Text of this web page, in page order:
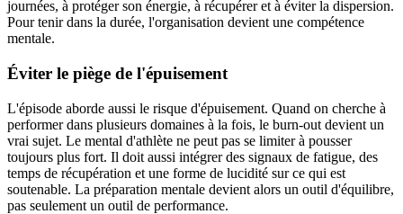
journées, à protéger son énergie, à récupérer et à éviter la dispersion.
Pour tenir dans la durée, l'organisation devient une compétence
mentale.
Éviter le piège de l'épuisement
L'épisode aborde aussi le risque d'épuisement. Quand on cherche à
performer dans plusieurs domaines à la fois, le burn-out devient un
vrai sujet. Le mental d'athlète ne peut pas se limiter à pousser
toujours plus fort. Il doit aussi intégrer des signaux de fatigue, des
temps de récupération et une forme de lucidité sur ce qui est
soutenable. La préparation mentale devient alors un outil d'équilibre,
pas seulement un outil de performance.